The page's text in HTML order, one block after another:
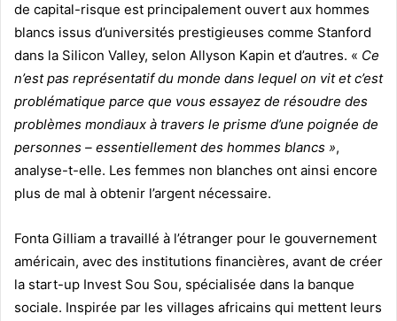
de capital-risque est principalement ouvert aux hommes
blancs issus d’universités prestigieuses comme Stanford
dans la Silicon Valley, selon Allyson Kapin et d’autres. « Ce
n’est pas représentatif du monde dans lequel on vit et c’est
problématique parce que vous essayez de résoudre des
problèmes mondiaux à travers le prisme d’une poignée de
personnes – essentiellement des hommes blancs »,
analyse-t-elle. Les femmes non blanches ont ainsi encore
plus de mal à obtenir l’argent nécessaire.
Fonta Gilliam a travaillé à l’étranger pour le gouvernement
américain, avec des institutions financières, avant de créer
la start-up Invest Sou Sou, spécialisée dans la banque
sociale. Inspirée par les villages africains qui mettent leurs